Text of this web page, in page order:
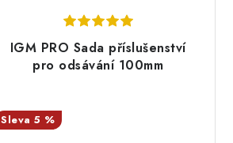
IGM PRO Sada příslušenství
pro odsávání 100mm
5 %